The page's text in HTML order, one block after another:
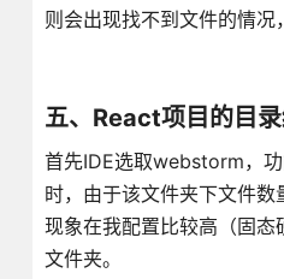
则会出现找不到文件的情况
五、React项目的目
首先IDE选取webstorm，
时，由于该文件夹下文件
现象在我配置比较高（固
文件夹。